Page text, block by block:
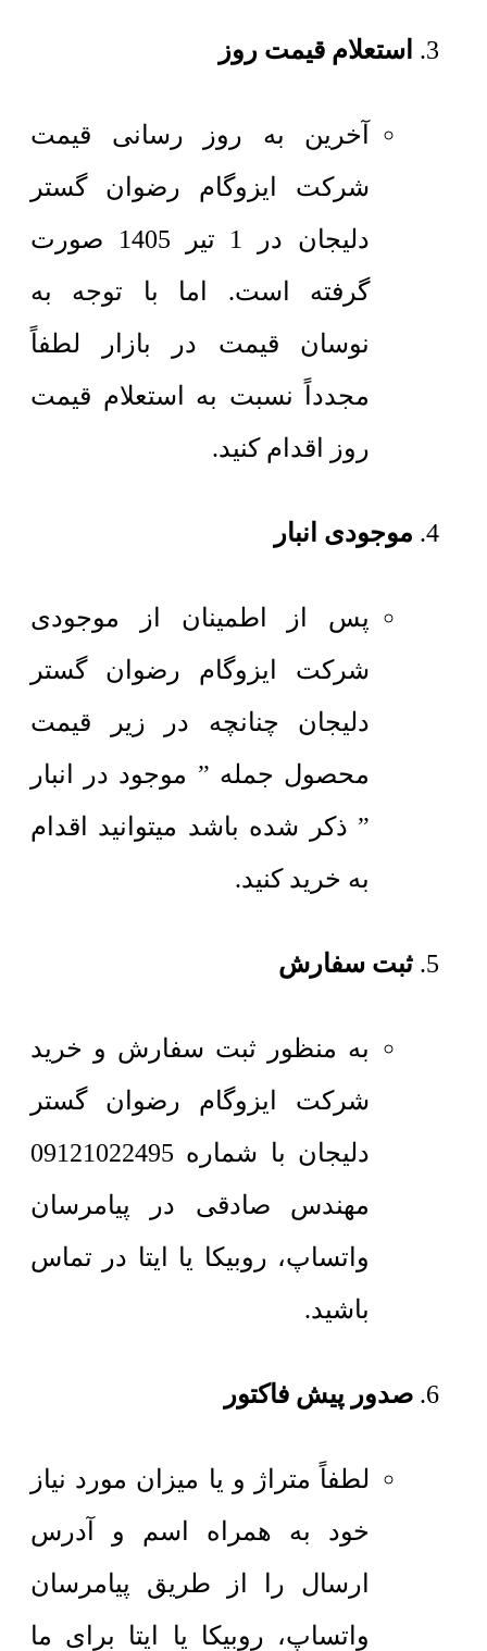
استعلام قیمت روز
آخرین به روز رسانی قیمت
شرکت ایزوگام رضوان گستر
دلیجان در 1 تیر 1405 صورت
گرفته است. اما با توجه به
نوسان قیمت در بازار لطفاً
مجدداً نسبت به استعلام قیمت
روز اقدام کنید.
موجودی انبار
پس از اطمینان از موجودی
شرکت ایزوگام رضوان گستر
دلیجان چنانچه در زیر قیمت
محصول جمله ” موجود در انبار
” ذکر شده باشد میتوانید اقدام
به خرید کنید.
ثبت سفارش
به منظور ثبت سفارش و خرید
شرکت ایزوگام رضوان گستر
دلیجان با شماره 09121022495
مهندس صادقی در پیامرسان
واتساپ، روبیکا یا ایتا در تماس
باشید.
صدور پیش فاکتور
لطفاً متراژ و یا میزان مورد نیاز
خود به همراه اسم و آدرس
ارسال را از طریق پیامرسان
واتساپ، روبیکا یا ایتا برای ما